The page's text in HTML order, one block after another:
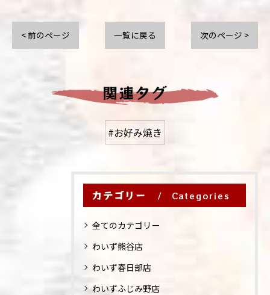
< 前のページ 一覧に戻る 次のページ >
関連タグ
#お好み焼き
カテゴリー Categories
全てのカテゴリー
わいず熊谷店
わいず春日部店
わいずふじみ野店